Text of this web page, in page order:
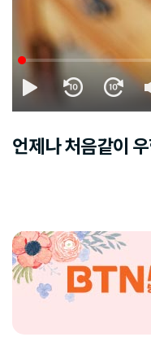
언제나 처음같이